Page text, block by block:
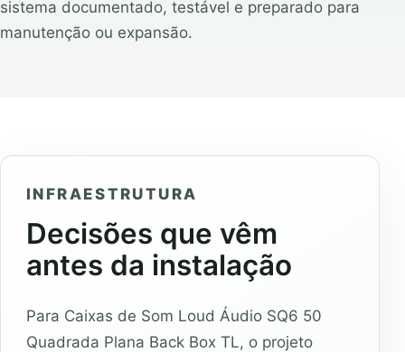
sistema documentado, testável e preparado para
manutenção ou expansão.
INFRAESTRUTURA
Decisões que vêm
antes da instalação
Para Caixas de Som Loud Áudio SQ6 50
Quadrada Plana Back Box TL, o projeto